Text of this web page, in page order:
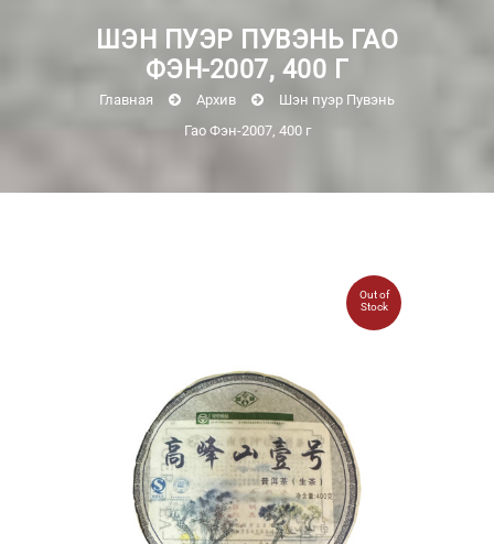
ШЭН ПУЭР ПУВЭНЬ ГАО
ФЭН-2007, 400 Г
Главная Архив
Шэн пуэр Пувэнь
Гао Фэн-2007, 400 г
Out of
Stock